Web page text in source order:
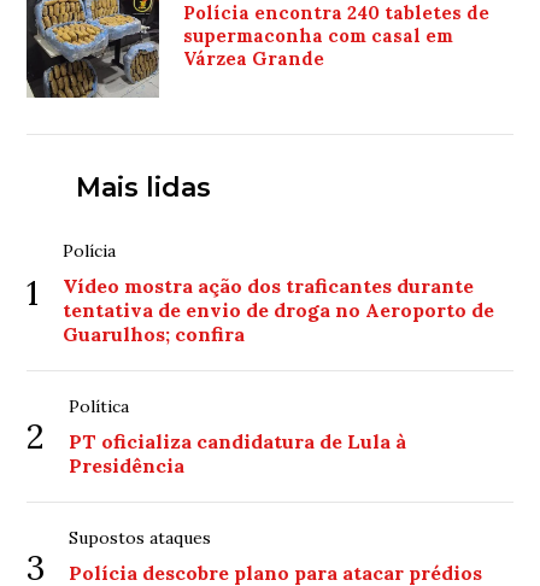
Polícia encontra 240 tabletes de
supermaconha com casal em
Várzea Grande
Mais lidas
1
Polícia
Vídeo mostra ação dos traficantes durante
tentativa de envio de droga no Aeroporto de
Guarulhos; confira
2
Política
PT oficializa candidatura de Lula à
Presidência
3
Supostos ataques
Polícia descobre plano para atacar prédios